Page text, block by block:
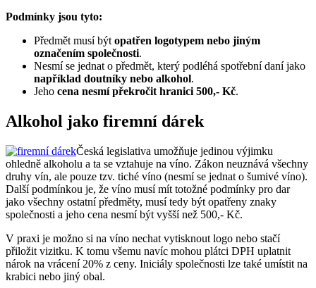
Podmínky jsou tyto:
Předmět musí býtopatřen logotypem nebo jiným
označením společnosti.
Nesmí se jednat o předmět, který podléhá spotřební daní jako
například doutníky nebo alkohol.
Jeho cena nesmí překročit hranici 500,- Kč.
Alkohol jako firemní dárek
Česká legislativa umožňuje jedinou výjimku
ohledně alkoholu a ta se vztahuje na víno. Zákon neuznává všechny
druhy vín, ale pouze tzv. tiché víno (nesmí se jednat o šumivé víno).
Další podmínkou je, že víno musí mít totožné podmínky pro dar
jako všechny ostatní předměty, musí tedy být opatřeny znaky
společnosti a jeho cena nesmí být vyšší než 500,- Kč.
V praxi je možno si na víno nechat vytisknout logo nebo stačí
přiložit vizitku. K tomu všemu navíc mohou plátci DPH uplatnit
nárok na vrácení 20% z ceny. Iniciály společnosti lze také umístit na
krabici nebo jiný obal.